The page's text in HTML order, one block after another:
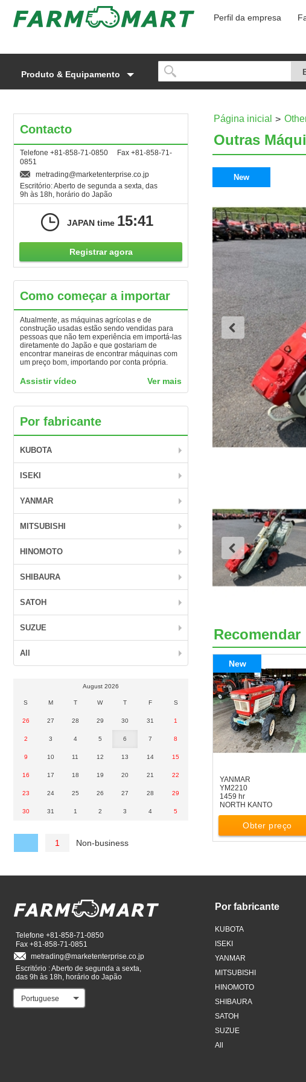
Perfil da empresa
Produto & Equipamento
Página inicial
Outras
New
Recomendar
New
YANMAR
YM2210
1459 hr
NORTH KANTO
Obter preço
Contacto
Telefone +81-858-71-0850 Fax +81-858-71-
0851
metrading
marketenterprise.co.jp
Escritório: Aberto de segunda a sexta, das
9h às 18h, horário do Japão
JAPAN time 15:41
Registrar agora
Como começar a importar
Atualmente, as máquinas agrícolas e de
construção usadas estão sendo vendidas para
pessoas que não tem experiência em importá-las
diretamente do Japão e que gostariam de
encontrar maneiras de encontrar máquinas com
um preço bom, importando por conta própria.
Assistir vídeo Ver mais
Por fabricante
KUBOTA
ISEKI
YANMAR
MITSUBISHI
HINOMOTO
SHIBAURA
SATOH
SUZUE
All
August 2026
S M T W T F S
26 27 28 29 30 31 1
2 3 4 5 6 7 8
9 10 11 12 13 14 15
16 17 18 19 20 21 22
23 24 25 26 27 28 29
30 31 1 2 3 4 5
1 Non-business
Telefone +81-858-71-0850
Fax +81-858-71-0851
metrading
marketenterprise.co.jp
Escritório : Aberto de segunda a sexta,
das 9h às 18h, horário do Japão
Portuguese
Por fabricante
KUBOTA
ISEKI
YANMAR
MITSUBISHI
HINOMOTO
SHIBAURA
SATOH
SUZUE
All